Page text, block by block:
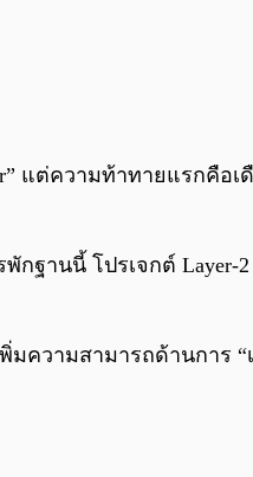
แต่ความท้าทายแรกคือ
ฐานนี้ โปรเจกต์ Layer-2
มความสามารถด้านการ